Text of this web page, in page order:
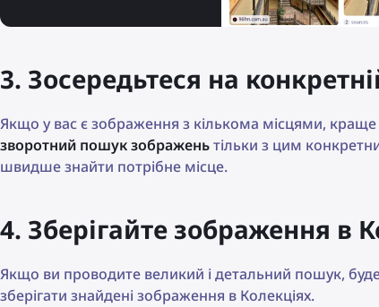
3. Зосередьтеся на
Якщо у вас є зображення з кількома місцями,
зворотний пошук зображеньтільки з цим
швидше знайти потрібне місце.
4. Зберігайте зображення в
Якщо ви проводите великий і детальний пошук,
зберігати знайдені зображення в Колекціях.